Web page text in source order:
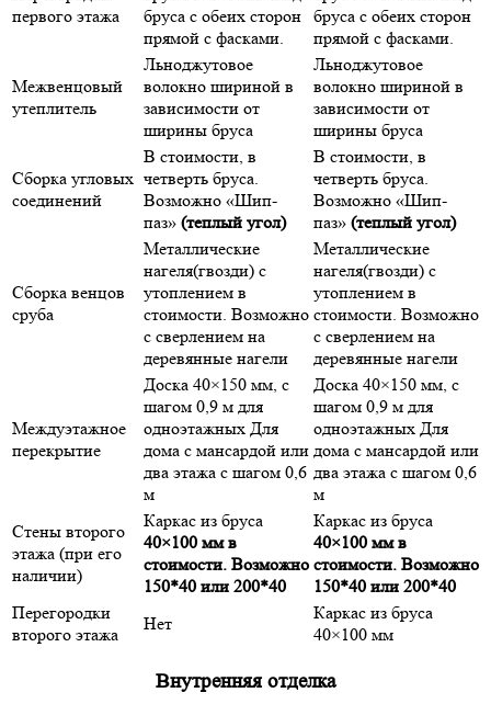
первого этажа
бруса с обеих сторон
прямой с фасками.
бруса с обеих сторон
прямой с фасками.
Межвенцовый
утеплитель
Льноджутовое
волокно шириной в
зависимости от
ширины бруса
Льноджутовое
волокно шириной в
зависимости от
ширины бруса
Сборка угловых
соединений
В стоимости, в
четверть бруса.
Возможно «Шип-
паз» (теплый угол)
В стоимости, в
четверть бруса.
Возможно «Шип-
паз» (теплый угол)
Сборка венцов
сруба
Металлические
нагеля(гвозди) с
утоплением в
стоимости. Возможно
с сверлением на
деревянные нагели
Металлические
нагеля(гвозди) с
утоплением в
стоимости. Возможно
с сверлением на
деревянные нагели
Междуэтажное
перекрытие
Доска 40×150 мм, с
шагом 0,9 м для
одноэтажных Для
дома с мансардой или
два этажа с шагом 0,6
м
Доска 40×150 мм, с
шагом 0,9 м для
одноэтажных Для
дома с мансардой или
два этажа с шагом 0,6
м
Стены второго
этажа (при его
наличии)
Каркас из бруса
40×100 мм в
стоимости. Возможно
150*40 или 200*40
Каркас из бруса
40×100 мм в
стоимости. Возможно
150*40 или 200*40
Перегородки
второго этажа
Нет
Каркас из бруса
40×100 мм
Внутренняя отделка